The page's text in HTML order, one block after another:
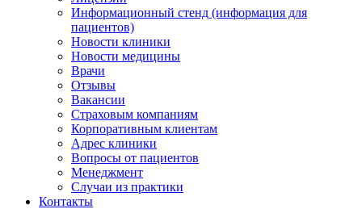
Информационный стенд (информация для
пациентов)
Новости клиники
Новости медицины
Врачи
Отзывы
Вакансии
Страховым компаниям
Корпоративным клиентам
Адрес клиники
Вопросы от пациентов
Менеджмент
Случаи из практики
Контакты